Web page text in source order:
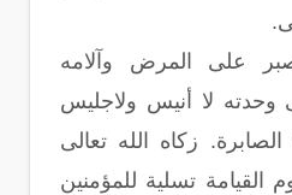
على المرض وآلامه
لا أنيس ولاجليس
زكاه الله تعالى
القيامة تسلية للمؤمنين